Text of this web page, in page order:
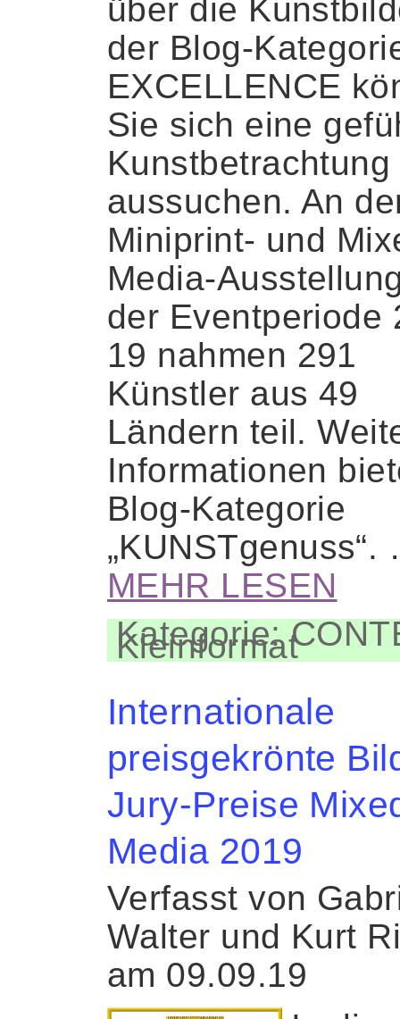
über die
der Blog-
EXCELLENCE
Sie sich eine
Kunstbetrachtung
aussuchen. An
Miniprint- und
Media-
der Eventperiode
19 nahmen 291
Künstler aus 49
Ländern teil.
Informationen
Blog-Kategorie
MEHR LESEN
Kategorie:
Kleinformat
Internationale
preisgekrönte
Jury-Preise
Media 2019
Verfasst von
Walter und Kurt
am 09.09.19